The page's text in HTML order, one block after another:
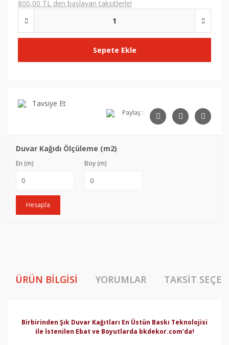
800,00 TL den başlayan taksitlerle!
Sepete Ekle
Tavsiye Et
Paylaş :
Duvar Kağıdı Ölçüleme (m2)
En (m) Boy (m)
Hesapla
ÜRÜN BILGISI YORUMLAR TAKSIT
Birbirinden Şık Duvar Kağıtları En Üstün Baskı Teknolojisi
ile İstenilen Ebat ve Boyutlarda bkdekor.com'da!